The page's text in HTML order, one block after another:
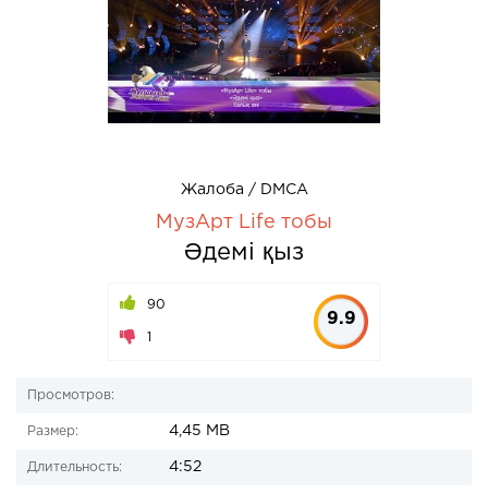
Жалоба / DMCA
МузАрт Life тобы
Әдемі қыз
90
1
9.9
Просмотров:
Размер: 4,45 MB
Длительность: 4:52